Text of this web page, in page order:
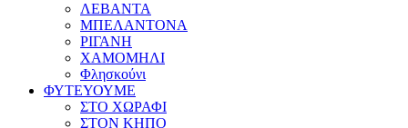
ΛΕΒΑΝΤΑ
ΜΠΕΛΑΝΤΟΝΑ
ΡΙΓΑΝΗ
ΧΑΜΟΜΗΛΙ
Φλησκούνι
ΦΥΤΕΥΟΥΜΕ
ΣΤΟ ΧΩΡΑΦΙ
ΣΤΟΝ ΚΗΠΟ